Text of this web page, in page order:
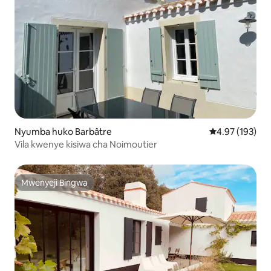
Nyumba huko Barbâtre Ukadiriaji wa
4.97 (193)
Vila kwenye kisiwa cha Noimoutier
Mwenyeji Bingwa
Mwenyeji Bingwa